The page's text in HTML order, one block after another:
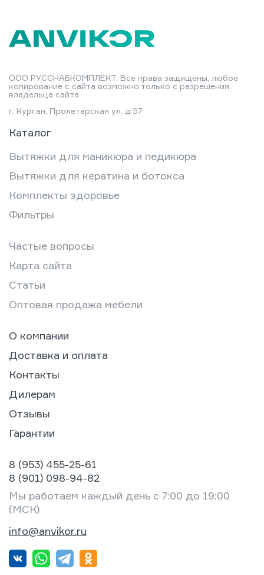
ООО РУССНАБКОМПЛЕКТ. Все права защищены, любое
копирование с сайта возможно только с разрешения
владельца сайта
г. Курган, Пролетарская ул, д.57
Каталог
Вытяжки для маникюра и педикюра
Вытяжки для кератина и ботокса
Комплекты здоровье
Фильтры
Частые вопросы
Карта сайта
Статьи
Оптовая продажа мебели
О компании
Доставка и оплата
Контакты
Дилерам
Отзывы
Гарантии
8 (953) 455-25-61
8 (901) 098-94-82
Мы работаем каждый день с 7:00 до 19:00
(МСК)
info@anvikor.ru